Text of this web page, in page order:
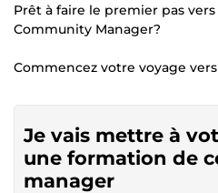
Prêt à faire le premier pas
Community Manager?
Commencez votre voyage vers
Je vais mettre à
une formation de
manager